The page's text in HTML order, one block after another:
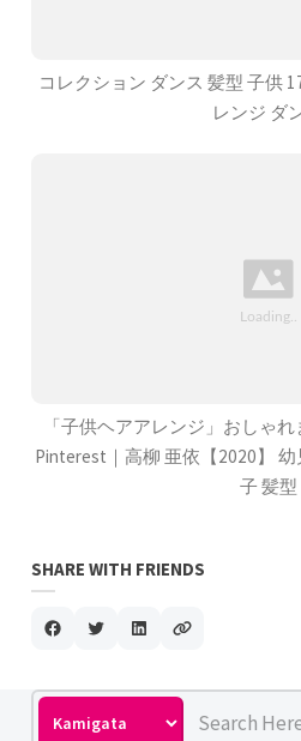
コレクション ダンス 髪型 子供
レンジ ダ
「子供ヘアアレンジ」おしゃ
Pinterest｜高柳 亜依【2020】
子 髪型
SHARE WITH FRIENDS